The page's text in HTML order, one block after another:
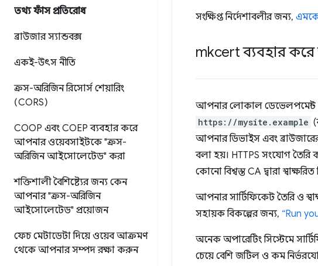
তথ্য ফাঁস প্রতিরোধ
ব্রাউজার স্যান্ডবক্স
একই-উৎস নীতি
ক্রস-অরিজিন রিসোর্স শেয়ারিং
(CORS)
COOP এবং COEP ব্যবহার করে
আপনার ওয়েবসাইটকে "ক্রস-
অরিজিন আইসোলেটেড" করা
শক্তিশালী বৈশিষ্ট্যের জন্য কেন
আপনার "ক্রস-অরিজিন
আইসোলেটেড" প্রয়োজন
ফেচ মেটাডেটা দিয়ে ওয়েব আক্রমণ
থেকে আপনার সম্পদ রক্ষা করুন
সংক্ষিপ্ত নির্দেশাবলীর জন্য,
mkcert ব্যবহার করে
আপনার লোকাল ডেভেলপমেন্ট
https://mysite.example
আপনার ডিভাইস এবং ব্রাউজারের
বলা হয়। HTTPS সংযোগ তৈরি
কোনো বিশ্বস্ত CA দ্বারা স্বাক্ষরিত
আপনার সার্টিফিকেট তৈরি ও
সহায়ক বিকল্পের জন্য, “Run
অনেক অপারেটিং সিস্টেমে
চেয়ে বেশি জটিল ও কম